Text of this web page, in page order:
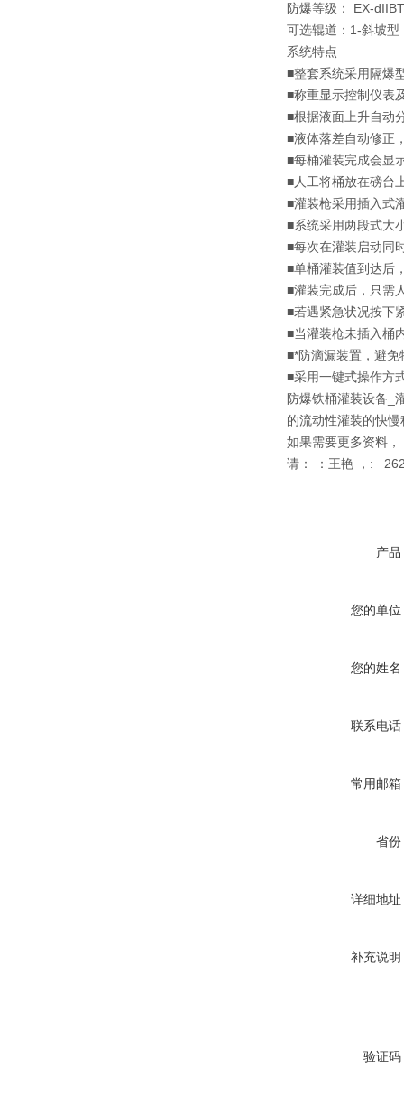
防爆等级： EX-
可选辊道：1-斜坡
系统特点
■整套系统采用隔爆
■称重显示控制仪表
■根据液面上升自动
■液体落差自动修正
■每桶灌装完成会显
■人工将桶放在磅台
■灌装枪采用插入式
■系统采用两段式大
■每次在灌装启动同
■单桶灌装值到达后
■灌装完成后，只需
■若遇紧急状况按下
■当灌装枪未插入桶
■*防滴漏装置，避
■采用一键式操作
防爆铁桶灌装设备_
的流动性灌装的快
如果需要更多资料，
请： ：王艳 ，:
产品
您的单位
您的姓名
联系电话
常用邮箱
省份
详细地址
补充说明
验证码